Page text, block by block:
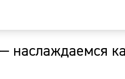
наслаждаемся